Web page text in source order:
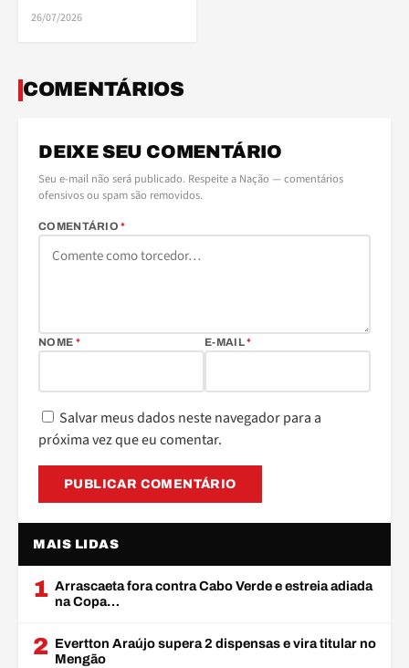
26/07/2026
COMENTÁRIOS
DEIXE SEU COMENTÁRIO
Seu e-mail não será publicado. Respeite a Nação — comentários
ofensivos ou spam são removidos.
COMENTÁRIO*
NOME * E-MAIL*
Salvar meus dados neste navegador para a
próxima vez que eu comentar.
MAIS LIDAS
1 Arrascaeta fora contra Cabo Verde e estreia adiada
na Copa…
2 Evertton Araújo supera 2 dispensas e vira titular no
Mengão